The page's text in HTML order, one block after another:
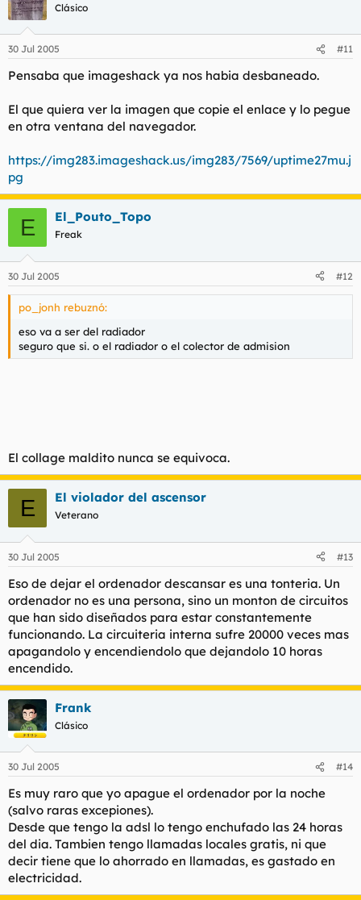
Clásico
30 Jul 2005 #11
Pensaba que imageshack ya nos habia desbaneado.
El que quiera ver la imagen que copie el enlace y lo pegue
en otra ventana del navegador.
https://img283.imageshack.us/img283/7569/uptime27mu.j
pg
E El_Pouto_Topo
Freak
30 Jul 2005 #12
po_jonh rebuznó:
eso va a ser del radiador
seguro que si. o el radiador o el colector de admision
El collage maldito nunca se equivoca.
E El violador del ascensor
Veterano
30 Jul 2005 #13
Eso de dejar el ordenador descansar es una tonteria. Un
ordenador no es una persona, sino un monton de circuitos
que han sido diseñados para estar constantemente
funcionando. La circuiteria interna sufre 20000 veces mas
apagandolo y encendiendolo que dejandolo 10 horas
encendido.
Frank
Clásico
30 Jul 2005 #14
Es muy raro que yo apague el ordenador por la noche
(salvo raras excepiones).
Desde que tengo la adsl lo tengo enchufado las 24 horas
del dia. Tambien tengo llamadas locales gratis, ni que
decir tiene que lo ahorrado en llamadas, es gastado en
electricidad.